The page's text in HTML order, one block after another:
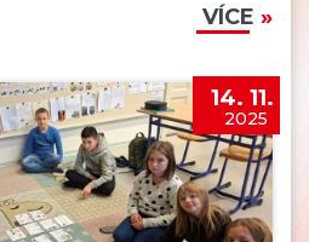
VÍCE
14. 11.
2025